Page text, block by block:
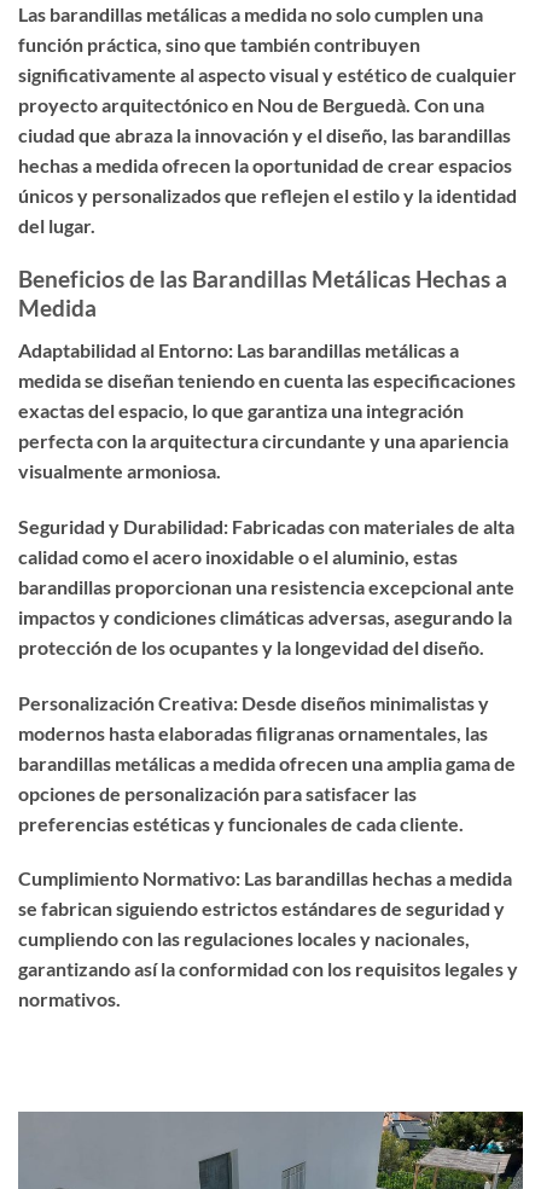
Las barandillas metálicas a medida no solo cumplen una
función práctica, sino que también contribuyen
significativamente al aspecto visual y estético de cualquier
proyecto arquitectónico en Nou de Berguedà. Con una
ciudad que abraza la innovación y el diseño, las barandillas
hechas a medida ofrecen la oportunidad de crear espacios
únicos y personalizados que reflejen el estilo y la identidad
del lugar.
Beneficios de las Barandillas Metálicas Hechas a
Medida
Adaptabilidad al Entorno: Las barandillas metálicas a
medida se diseñan teniendo en cuenta las especificaciones
exactas del espacio, lo que garantiza una integración
perfecta con la arquitectura circundante y una apariencia
visualmente armoniosa.
Seguridad y Durabilidad: Fabricadas con materiales de alta
calidad como el acero inoxidable o el aluminio, estas
barandillas proporcionan una resistencia excepcional ante
impactos y condiciones climáticas adversas, asegurando la
protección de los ocupantes y la longevidad del diseño.
Personalización Creativa: Desde diseños minimalistas y
modernos hasta elaboradas filigranas ornamentales, las
barandillas metálicas a medida ofrecen una amplia gama de
opciones de personalización para satisfacer las
preferencias estéticas y funcionales de cada cliente.
Cumplimiento Normativo: Las barandillas hechas a medida
se fabrican siguiendo estrictos estándares de seguridad y
cumpliendo con las regulaciones locales y nacionales,
garantizando así la conformidad con los requisitos legales y
normativos.